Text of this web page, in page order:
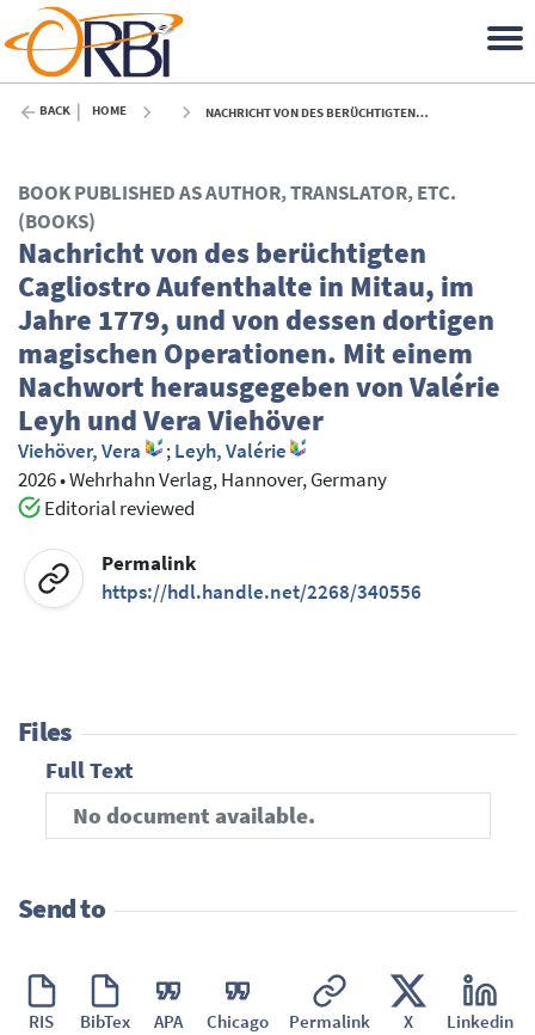
BACK HOME NACHRICHT VON DES BERÜCHTIGTEN CAGLIOSTRO AUFENTHALTE IN MITAU, IM JAHRE 1779, UND VON DESSEN DORTIGEN MAGISCHEN OPERATIONEN. MIT EINEM NACHWORT HERAUSGEGEBEN VON VALÉRIE LEYH UND VERA VIEHÖVER - 2026
BOOK PUBLISHED AS AUTHOR, TRANSLATOR, ETC.
(BOOKS)
Nachricht von des berüchtigten
Cagliostro Aufenthalte in Mitau, im
Jahre 1779, und von dessen dortigen
magischen Operationen. Mit einem
Nachwort herausgegeben von Valérie
Leyh und Vera Viehöver
Viehöver, Vera ;Leyh, Valérie
2026•Wehrhahn Verlag, Hannover, Germany
Editorial reviewed
Permalink
https://hdl.handle.net/2268/340556
Files
Full Text
No document available.
Send to
RIS BibTex APA Chicago Permalink X Linkedin